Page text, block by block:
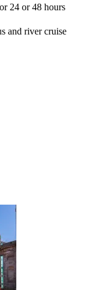
24 or 48 hours
and river cruise